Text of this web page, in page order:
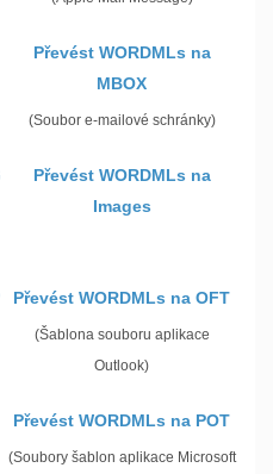
Převést WORDMLs na
MBOX
(Soubor e-mailové schránky)
Převést WORDMLs na
Images
Převést WORDMLs na OFT
(Šablona souboru aplikace
Outlook)
Převést WORDMLs na POT
(Soubory šablon aplikace Microsoft